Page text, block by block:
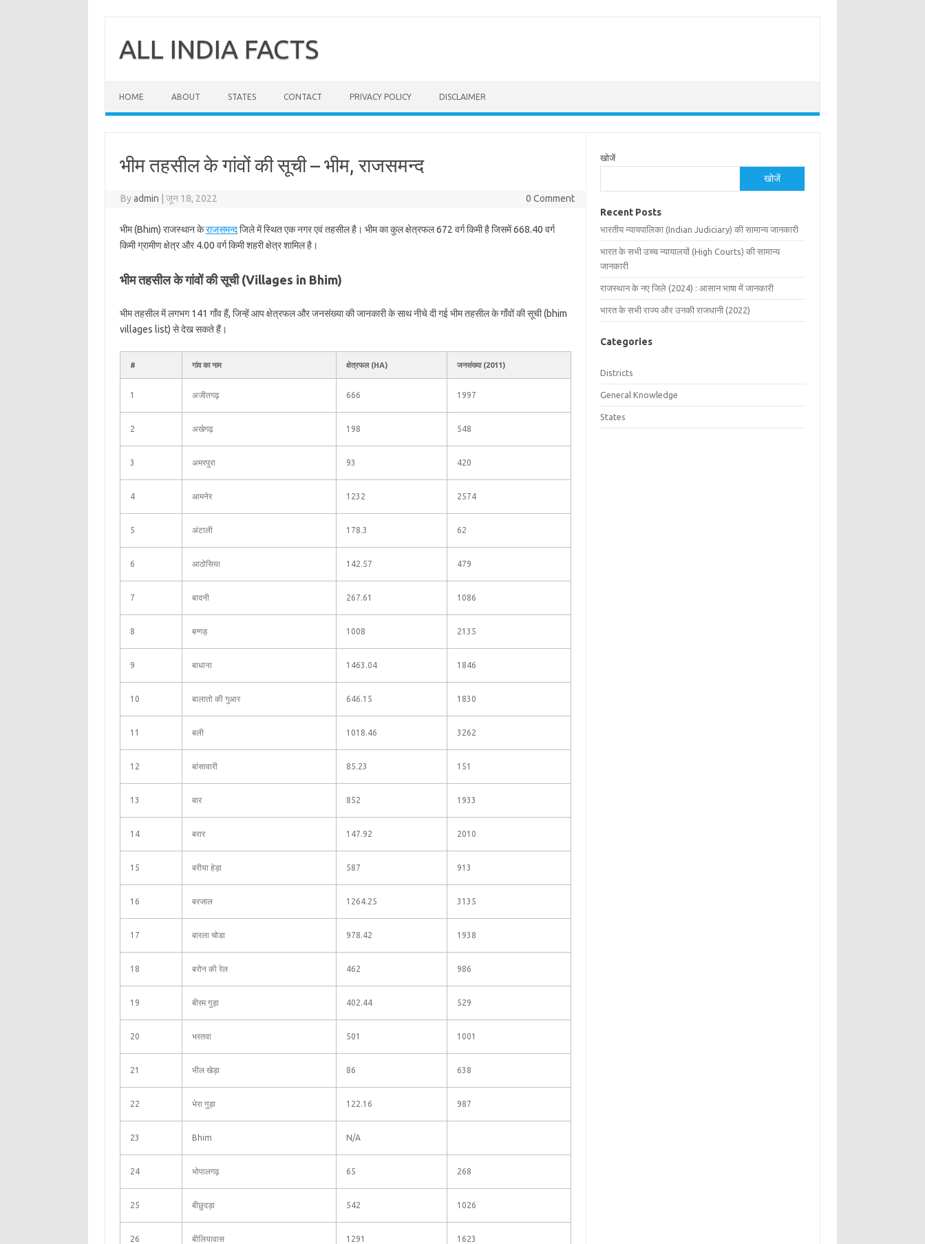
contentALL INDIA FACTS
HOME ABOUT STATES CONTACT PRIVACY POLICY DISCLAIMER
भीम तहसील के गांवों की सूची – भीम, राजसमन्द
Byadmin जून 18, 2022 0 Comment
भीम (Bhim) राजस्थान केराजसमन्दजिले में स्थित एक नगर एवं तहसील है। भीम का कुल क्षेत्रफल 672 वर्ग किमी है जिसमें 668.40 वर्ग
किमी ग्रामीण क्षेत्र और 4.00 वर्ग किमी शहरी क्षेत्र शामिल है।
भीम तहसील के गांवों की सूची (Villages in Bhim)
भीम तहसील में लगभग 141 गाँव हैं, जिन्हें आप क्षेत्रफल और जनसंख्या की जानकारी के साथ नीचे दी गई भीम तहसील के गाँवों की सूची (bhim
villages list) से देख सकते हैं।
# गांव का नाम क्षेत्रफल (HA) जनसंख्या (2011)
1 अजीतगढ़ 666 1997
2 अखेगढ़ 198 548
3 अमरपुरा 93 420
4 आमनेर 1232 2574
5 अंटाली 178.3 62
6 आठोसिया 142.57 479
7 बादनी 267.61 1086
8 बग्गड़ 1008 2135
9 बाधाना 1463.04 1846
10 बालातो की गुआर 646.15 1830
11 बली 1018.46 3262
12 बांसावारी 85.23 151
13 बार 852 1933
14 बरार 147.92 2010
15 बरीया हेड़ा 587 913
16 बरजाल 1264.25 3135
17 बारला चोडा 978.42 1938
18 बरोन की रेल 462 986
19 बीरम गुड़ा 402.44 529
20 भरतवा 501 1001
21 भील खेड़ा 86 638
22 भेरा गुड़ा 122.16 987
23 Bhim N/A
24 भोपालगढ़ 65 268
25 बीछुदड़ा 542 1026
26 बीलियावास 1291 1623
खोजें
खोजें
Recent Posts
भारतीय न्यायपालिका (Indian Judiciary) की सामान्य जानकारी
भारत के सभी उच्च न्यायालयों (High Courts) की सामान्य
जानकारी
राजस्थान के नए जिले (2024) : आसान भाषा में जानकारी
भारत के सभी राज्य और उनकी राजधानी (2022)
Categories
Districts
General Knowledge
States